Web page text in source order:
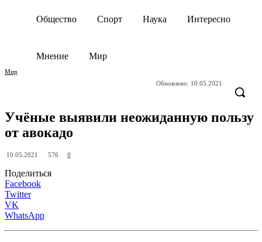
Общество Спорт Наука Интересно
Мнение Мир
Мир
Обновлено: 10.05.2021
Учёные выявили неожиданную пользу
от авокадо
10.05.2021 576 0
Поделиться
Facebook
Twitter
VK
WhatsApp